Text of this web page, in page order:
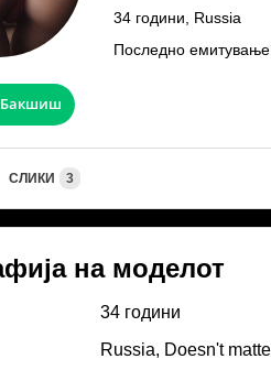
34 години, Russia
Последно
Бакшиш
СЛИКИ 3
на моделот
34 години
Russia, Doesn't